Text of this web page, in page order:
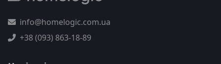
info@homelogic.com.ua
+38 (093) 863-18-89